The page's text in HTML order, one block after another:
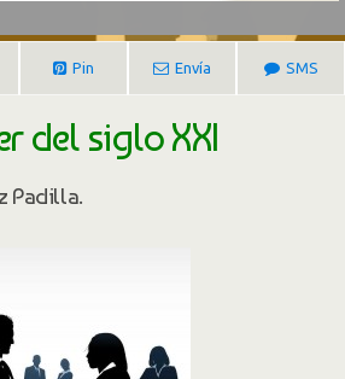
Pin Envía SMS
del siglo XXI
Padilla.